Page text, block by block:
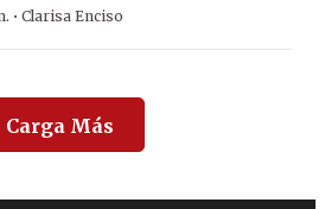
· Clarisa Enciso
Carga Más